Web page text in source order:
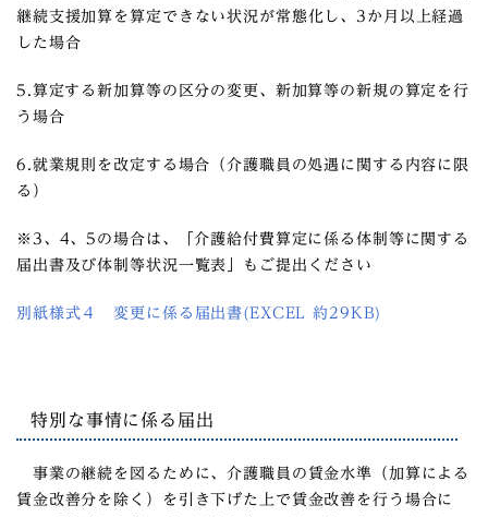
継続支援加算を算定できない状況が常態化し、3か月以上経過
した場合
5.算定する新加算等の区分の変更、新加算等の新規の算定を行
う場合
6.就業規則を改定する場合（介護職員の処遇に関する内容に限
る）
※3、4、5の場合は、「介護給付費算定に係る体制等に関する
届出書及び体制等状況一覧表」もご提出ください
別紙様式４ 変更に係る届出書(EXCEL 約29KB)
特別な事情に係る届出
事業の継続を図るために、介護職員の賃金水準（加算による
賃金改善分を除く）を引き下げた上で賃金改善を行う場合に